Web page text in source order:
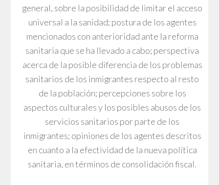
general, sobre la posibilidad de limitar el acceso
universal a la sanidad; postura de los agentes
mencionados con anterioridad ante la reforma
sanitaria que se ha llevado a cabo; perspectiva
acerca de la posible diferencia de los problemas
sanitarios de los inmigrantes respecto al resto
de la población; percepciones sobre los
aspectos culturales y los posibles abusos de los
servicios sanitarios por parte de los
inmigrantes; opiniones de los agentes descritos
en cuanto a la efectividad de la nueva política
sanitaria, en términos de consolidación fiscal.